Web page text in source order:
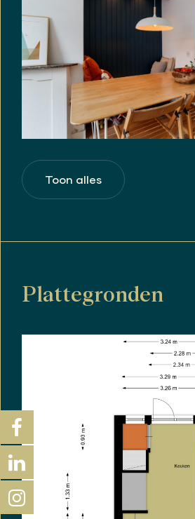
Toon alles
Plattegronden